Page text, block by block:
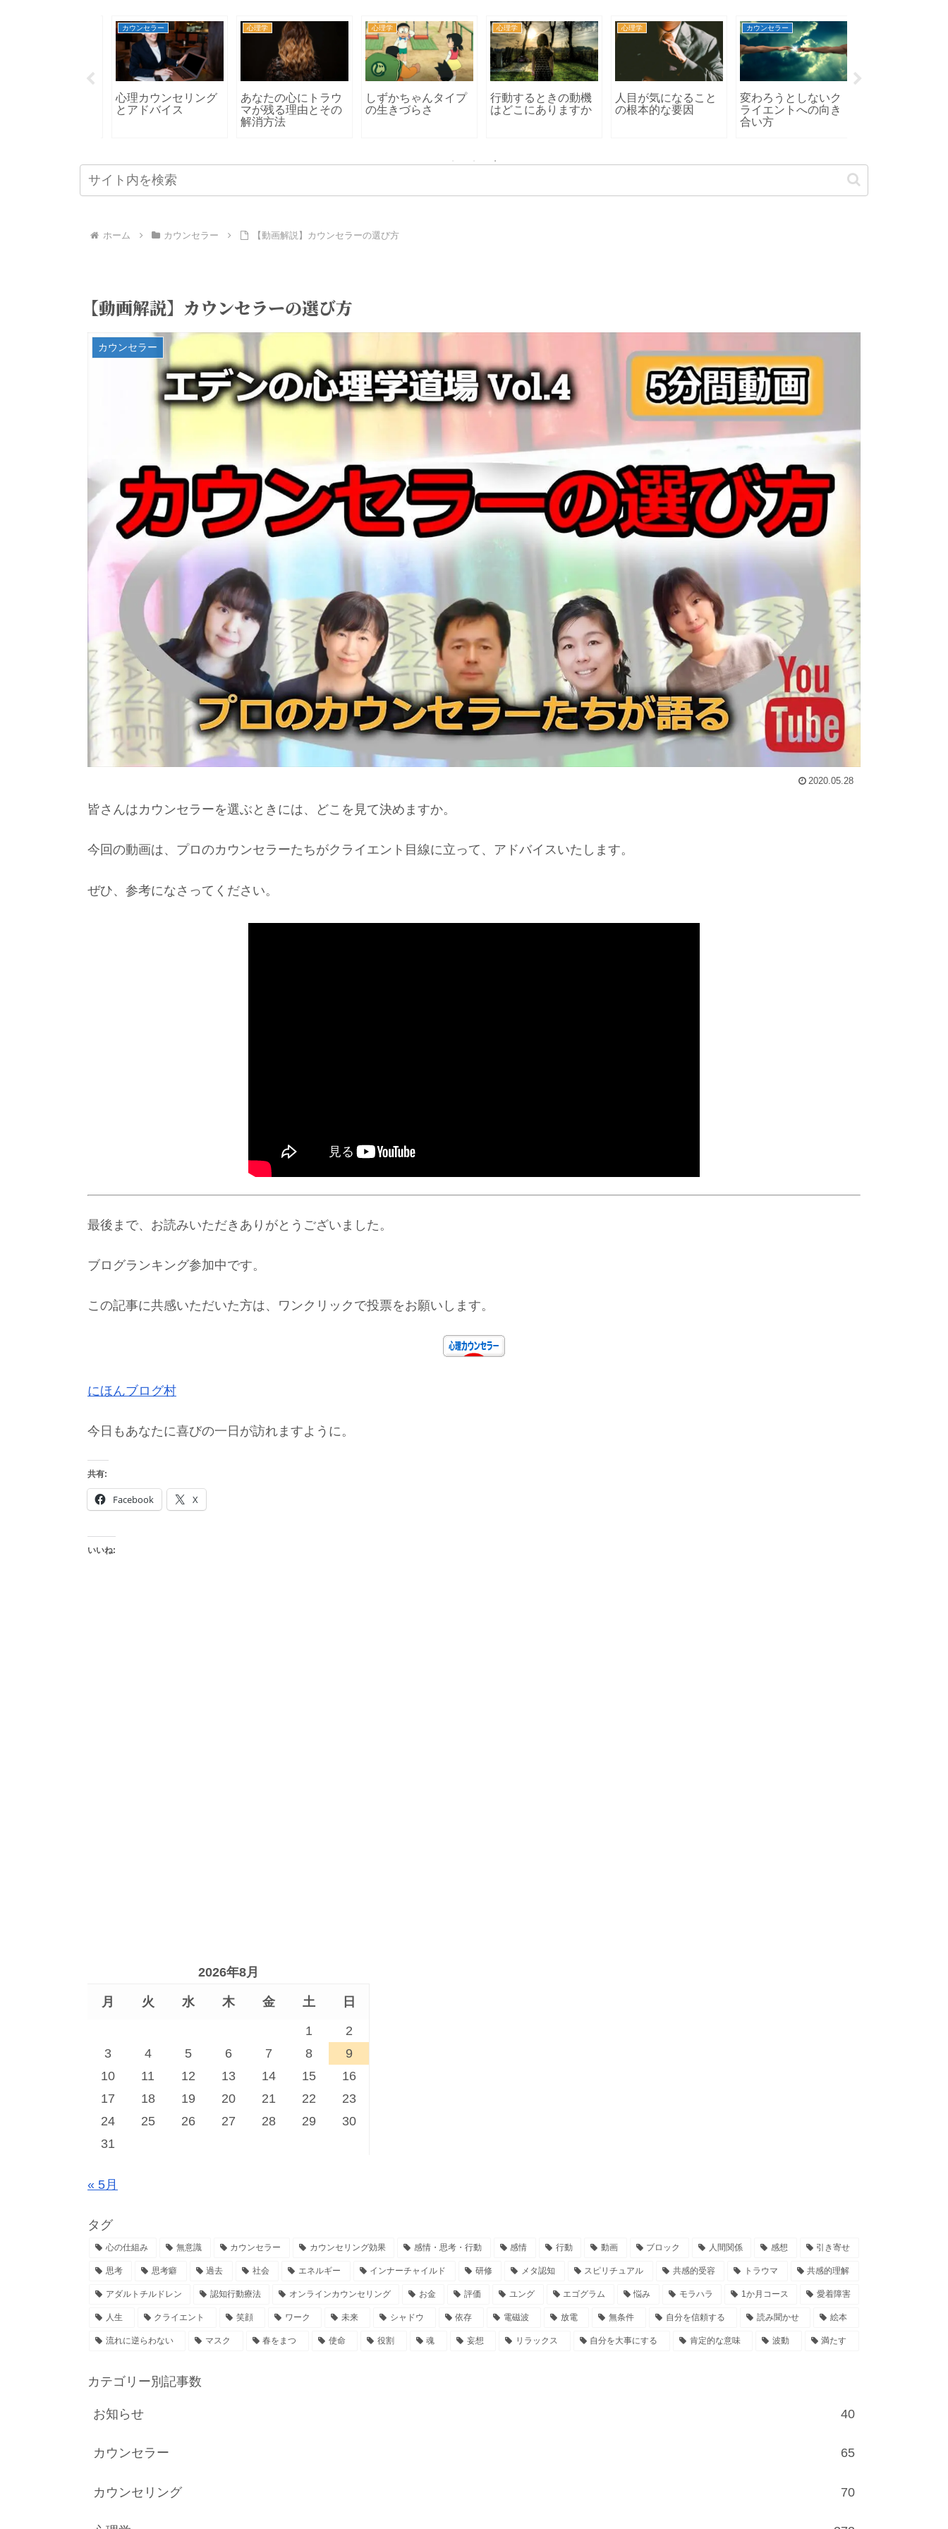
カウンセラー
心理カウンセリング
とアドバイス
心理学
あなたの心にトラウ
マが残る理由とその
解消方法
心理学
しずかちゃんタイプ
の生きづらさ
心理学
行動するときの動機
はどこにありますか
心理学
人目が気になること
の根本的な要因
カウンセラー
変わろうとしないク
ライエントへの向き
合い方
ホーム カウンセラー 【動画解説】カウンセラーの選び方
【動画解説】カウンセラーの選び方
カウンセラー
2020.05.28
皆さんはカウンセラーを選ぶときには、どこを見て決めますか。
今回の動画は、プロのカウンセラーたちがクライエント目線に立って、アドバイスいたします。
ぜひ、参考になさってください。
最後まで、お読みいただきありがとうございました。
ブログランキング参加中です。
この記事に共感いただいた方は、ワンクリックで投票をお願いします。
にほんブログ村
今日もあなたに喜びの一日が訪れますように。
共有:
Facebook X
いいね:
2026年8月
月 火 水 木 金 土 日
1
2
3
4 5 6 7 8
9
10
11 12 13 14 15
16
17
18 19 20 21 22
23
24
25 26 27 28 29
30
31
« 5月
タグ
心の仕組み 無意識 カウンセラー カウンセリング効果 感情・思考・行動 感情 行動 動画 ブロック 人間関係 感想 引き寄せ
思考 思考癖 過去 社会 エネルギー インナーチャイルド 研修 メタ認知 スピリチュアル 共感的受容 トラウマ 共感的理解
アダルトチルドレン 認知行動療法 オンラインカウンセリング お金 評価 ユング エゴグラム 悩み モラハラ 1か月コース 愛着障害
人生 クライエント 笑顔 ワーク 未来 シャドウ 依存 電磁波 放電 無条件 自分を信頼する 読み聞かせ 絵本
流れに逆らわない マスク 春をまつ 使命 役割 魂 妄想 リラックス 自分を大事にする 肯定的な意味 波動 満たす
カテゴリー別記事数
お知らせ 40
カウンセラー 65
カウンセリング 70